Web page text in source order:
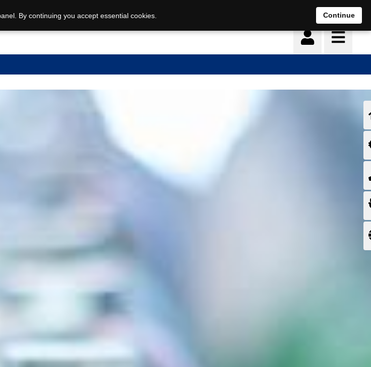
By continuing you accept essential cookies. Continue